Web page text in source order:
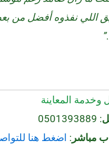
اللي نفذوه أفضل من
وخدمة المعاينة
: 0501393889
مباشر : اضغط هنا